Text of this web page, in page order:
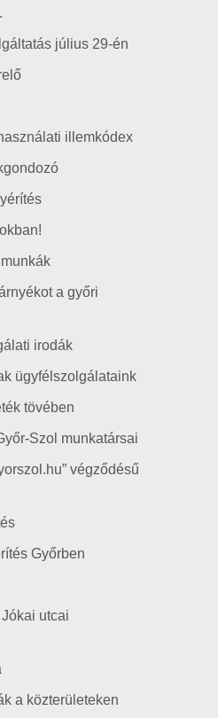
július 29-én
illemkódex
a győri
irodák
ügyfélszolgálataink
tövében
Szol munkatársai
végződésű
Győrben
utcai
a közterületeken